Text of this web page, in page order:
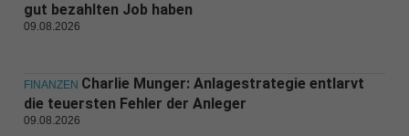
gut bezahlten Job haben
09.08.2026
FINANZEN Charlie Munger: Anlagestrategie entlarvt
die teuersten Fehler der Anleger
09.08.2026